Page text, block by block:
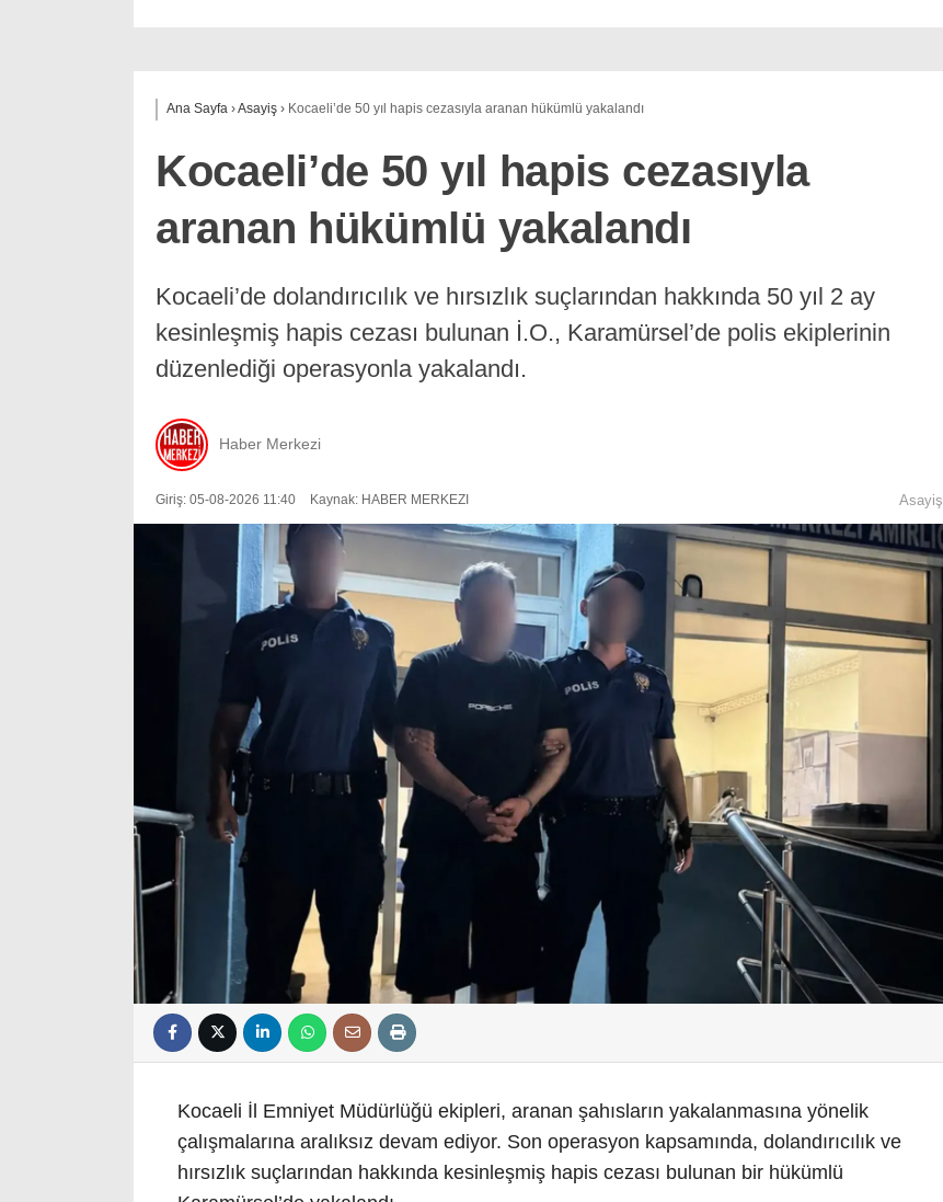
Ana Sayfa ›Asayiş › Kocaeli’de 50 yıl hapis cezasıyla aranan hükümlü yakalandı
Kocaeli’de 50 yıl hapis cezasıyla
aranan hükümlü yakalandı
Kocaeli’de dolandırıcılık ve hırsızlık suçlarından hakkında 50 yıl 2 ay
kesinleşmiş hapis cezası bulunan İ.O., Karamürsel’de polis ekiplerinin
düzenlediği operasyonla yakalandı.
Haber Merkezi
Giriş: 05-08-2026 11:40 Kaynak: HABER MERKEZI Asayiş
Kocaeli İl Emniyet Müdürlüğü ekipleri, aranan şahısların yakalanmasına yönelik
çalışmalarına aralıksız devam ediyor. Son operasyon kapsamında, dolandırıcılık ve
hırsızlık suçlarından hakkında kesinleşmiş hapis cezası bulunan bir hükümlü